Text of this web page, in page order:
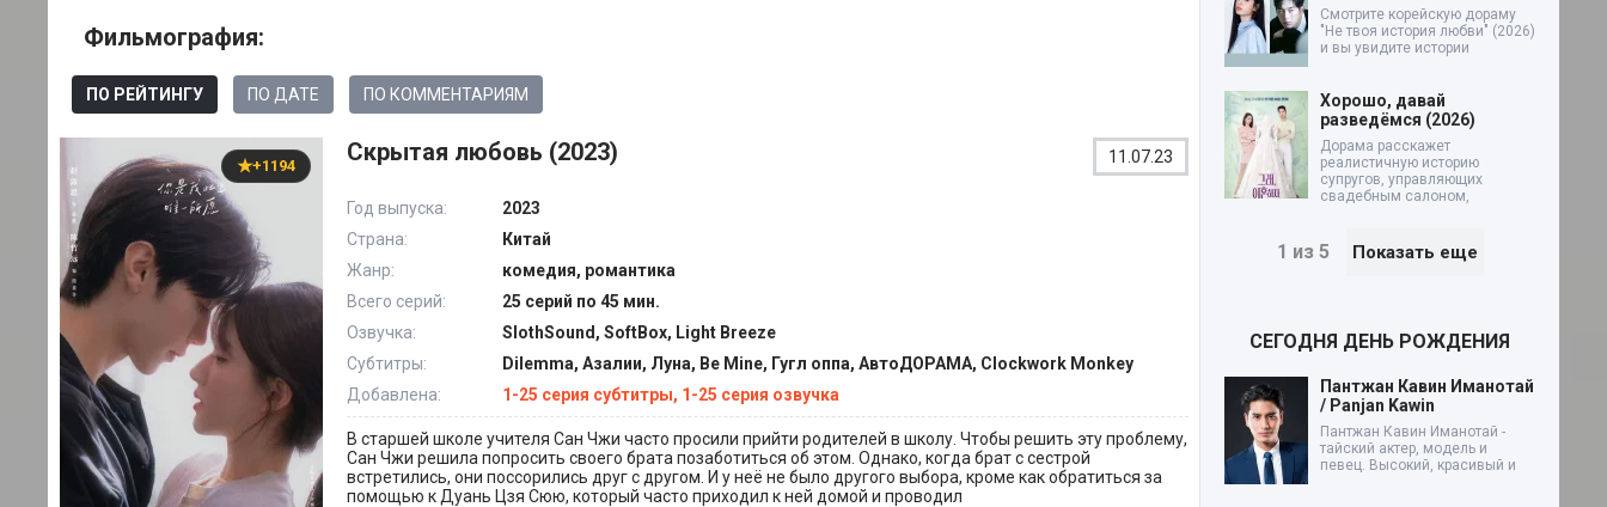
Фильмография:
ПО РЕЙТИНГУ ПО ДАТЕ ПО КОММЕНТАРИЯМ
+1194 Скрытая любовь (2023) 11.07.23
Год выпуска:
2023
Страна:
Китай
Жанр:
комедия, романтика
Всего серий:
25 серий по 45 мин.
Озвучка:
SlothSound, SoftBox, Light Breeze
Субтитры:
Dilemma, Азалии, Луна, Be Mine, Гугл оппа, АвтоДОРАМА, Clockwork Monkey
Добавлена:
1-25 серия субтитры, 1-25 серия озвучка
В старшей школе учителя Сан Чжи часто просили прийти родителей в школу. Чтобы решить эту проблему,
Сан Чжи решила попросить своего брата позаботиться об этом. Однако, когда брат с сестрой
встретились, они поссорились друг с другом. И у неё не было другого выбора, кроме как обратиться за
помощью к Дуань Цзя Сюю, который часто приходил к ней домой и проводил
Смотрите корейскую дораму
"Не твоя история любви" (2026)
и вы увидите истории
Хорошо, давай
разведёмся (2026)
Дорама расскажет
реалистичную историю
супругов, управляющих
свадебным салоном,
1 из 5 Показать еще
СЕГОДНЯ ДЕНЬ РОЖДЕНИЯ
Пантжан Кавин Иманотай
/ Panjan Kawin
Пантжан Кавин Иманотай -
тайский актер, модель и
певец. Высокий, красивый и